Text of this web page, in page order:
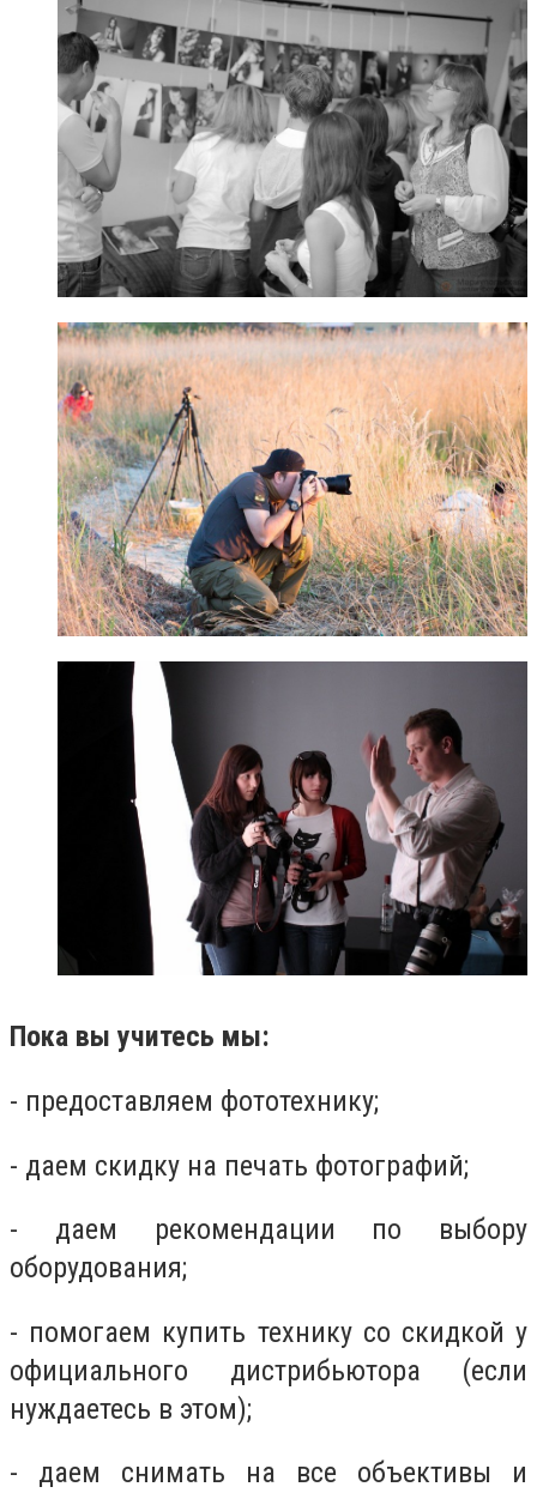
Пока вы учитесь мы:
- предоставляем фототехнику;
- даем скидку на печать фотографий;
- даем рекомендации по выбору
оборудования;
- помогаем купить технику со скидкой у
официального дистрибьютора (если
нуждаетесь в этом);
- даем снимать на все объективы и